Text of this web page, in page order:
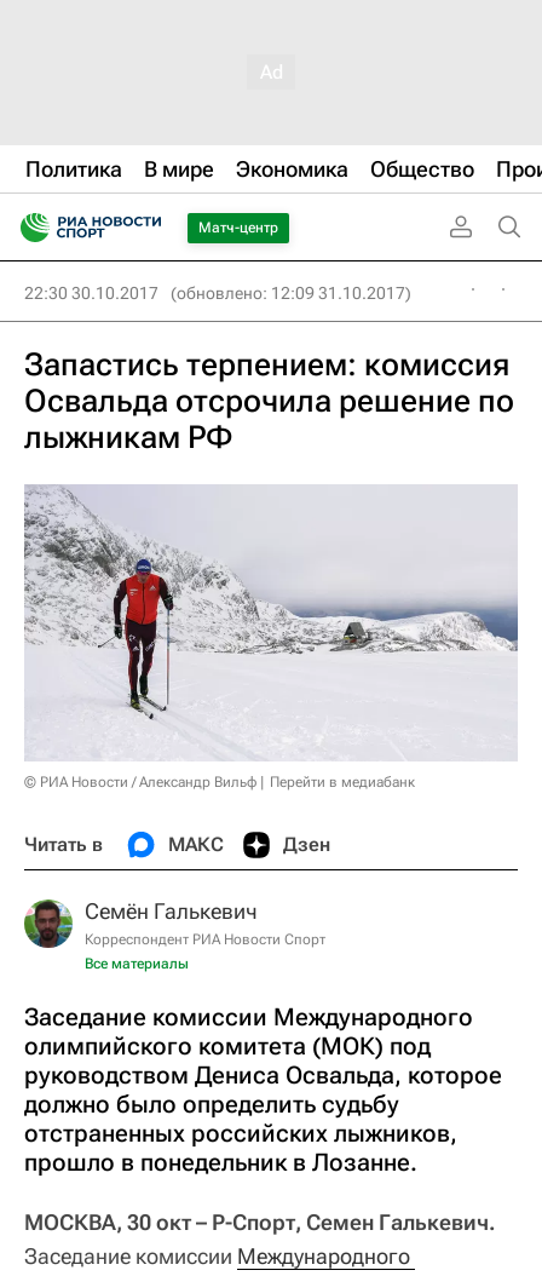
Политика В мире Экономика Общество
Матч-центр
22:30 30.10.2017 (обновлено: 12:09 31.10.2017)
Запастись терпением: комиссия
Освальда отсрочила решение по
лыжникам РФ
© РИА Новости / Александр Вильф Перейти в медиабанк
Читать в МАКС Дзен
Семён Галькевич
Корреспондент РИА Новости Спорт
Все материалы
Заседание комиссии Международного
олимпийского комитета (МОК) под
руководством Дениса Освальда, которое
должно было определить судьбу
отстраненных российских лыжников,
прошло в понедельник в Лозанне.
МОСКВА, 30 окт – Р-Спорт, Семен Галькевич.
Заседание комиссии Международного